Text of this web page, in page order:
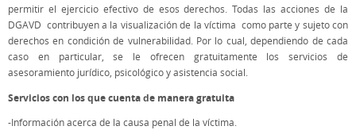
permitir el ejercicio efectivo de esos derechos. Todas las acciones de la
DGAVD contribuyen a la visualización de la víctima como parte y sujeto con
derechos en condición de vulnerabilidad. Por lo cual, dependiendo de cada
caso en particular, se le ofrecen gratuitamente los servicios de
asesoramiento jurídico, psicológico y asistencia social.
Servicios con los que cuenta de manera gratuita
-Información acerca de la causa penal de la víctima.